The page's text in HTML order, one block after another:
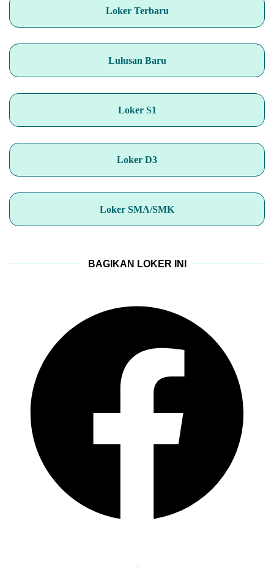
Loker Terbaru
Lulusan Baru
Loker S1
Loker D3
Loker SMA/SMK
BAGIKAN LOKER INI